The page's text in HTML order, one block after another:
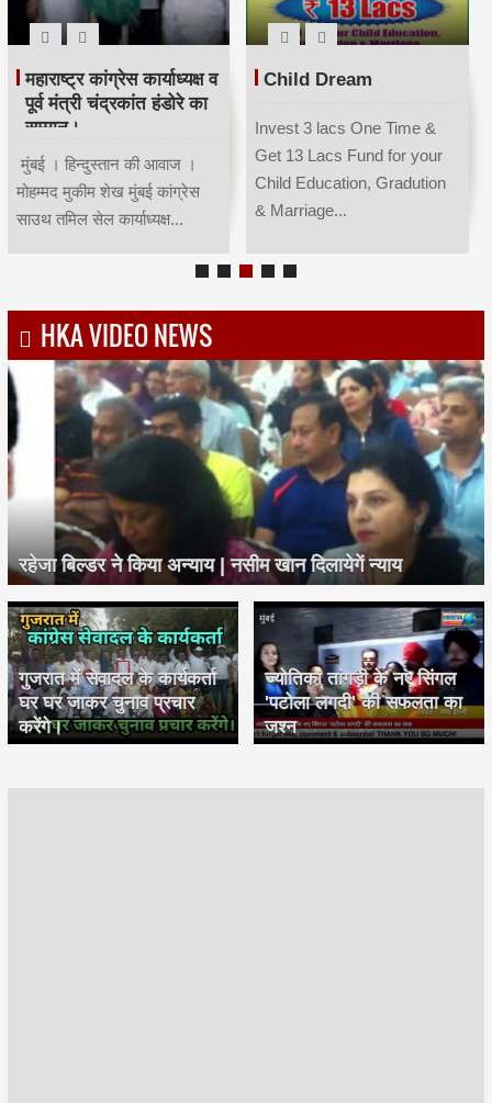
महाराष्ट्र कांग्रेस कार्याध्यक्ष व
पूर्व मंत्री चंद्रकांत हंडोरे का
सम्मान।
मुंबई । हिन्दुस्तान की आवाज ।
मोहम्मद मुकीम शेख मुंबई कांग्रेस
साउथ तमिल सेल कार्याध्यक्ष...
Child Dream
Invest 3 lacs One Time &
Get 13 Lacs Fund for your
Child Education, Gradution
& Marriage...
HKA VIDEO NEWS
रहेजा बिल्डर ने किया अन्याय | नसीम खान दिलायेगें न्याय
गुजरात में सेवादल के कार्यकर्ता
घर घर जाकर चुनाव प्रचार
करेंगे।
ज्योतिका तांगड़ी के नए सिंगल
'पटोला लगदी' की सफलता का
जश्न